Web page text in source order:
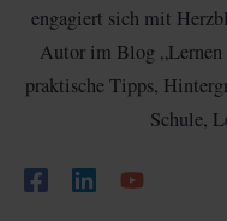
engagiert sich mit
Autor im Blog
praktische Tipps,
Schule,